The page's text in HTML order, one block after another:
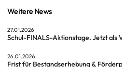
Weitere News
27.01.2026
Schul-FINALS-Aktionstage. Jetzt als
26.01.2026
Frist für Bestandserhebung &